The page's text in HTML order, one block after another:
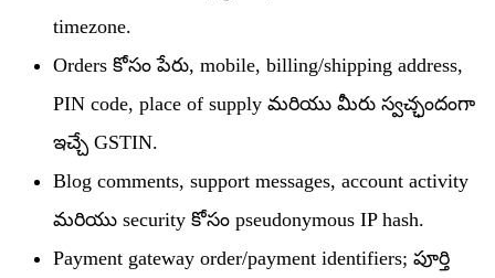
timezone.
Orders కోసం పేరు, mobile, billing/shipping address,
PIN code, place of supply మరియు మీరు స్వచ్ఛందంగా
ఇచ్చే GSTIN.
Blog comments, support messages, account activity
మరియు security కోసం pseudonymous IP hash.
Payment gateway order/payment identifiers; పూర్తి